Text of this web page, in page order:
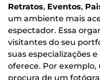
Retratos, Eventos,
um ambiente mais
espectador. Essa
visitantes do seu
suas especializações
oferece. Por
procura de um